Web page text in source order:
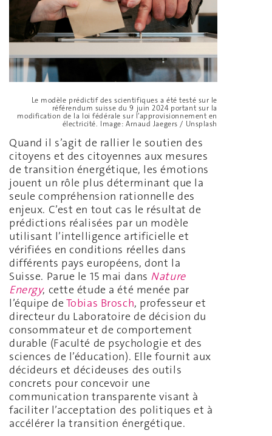
Le modèle prédictif des scientifiques a été testé sur le
référendum suisse du 9 juin 2024 portant sur la
modification de la loi fédérale sur l’approvisionnement en
électricité. Image: Arnaud Jaegers / Unsplash
Quand il s’agit de rallier le soutien des
citoyens et des citoyennes aux mesures
de transition énergétique, les émotions
jouent un rôle plus déterminant que la
seule compréhension rationnelle des
enjeux. C’est en tout cas le résultat de
prédictions réalisées par un modèle
utilisant l’intelligence artificielle et
vérifiées en conditions réelles dans
différents pays européens, dont la
Suisse. Parue le 15 mai dans Nature
Energy, cette étude a été menée par
l’équipe deTobias Brosch, professeur et
directeur du Laboratoire de décision du
consommateur et de comportement
durable (Faculté de psychologie et des
sciences de l’éducation). Elle fournit aux
décideurs et décideuses des outils
concrets pour concevoir une
communication transparente visant à
faciliter l’acceptation des politiques et à
accélérer la transition énergétique.